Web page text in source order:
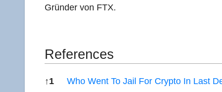
Grün­der von FTX.
Refe­ren­ces
↑1 Who Went To Jail For Cryp­to In Last